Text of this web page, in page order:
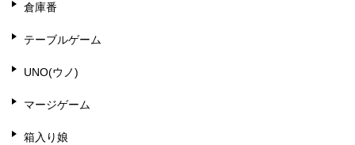
倉庫番
テーブルゲーム
UNO(ウノ)
マージゲーム
箱入り娘